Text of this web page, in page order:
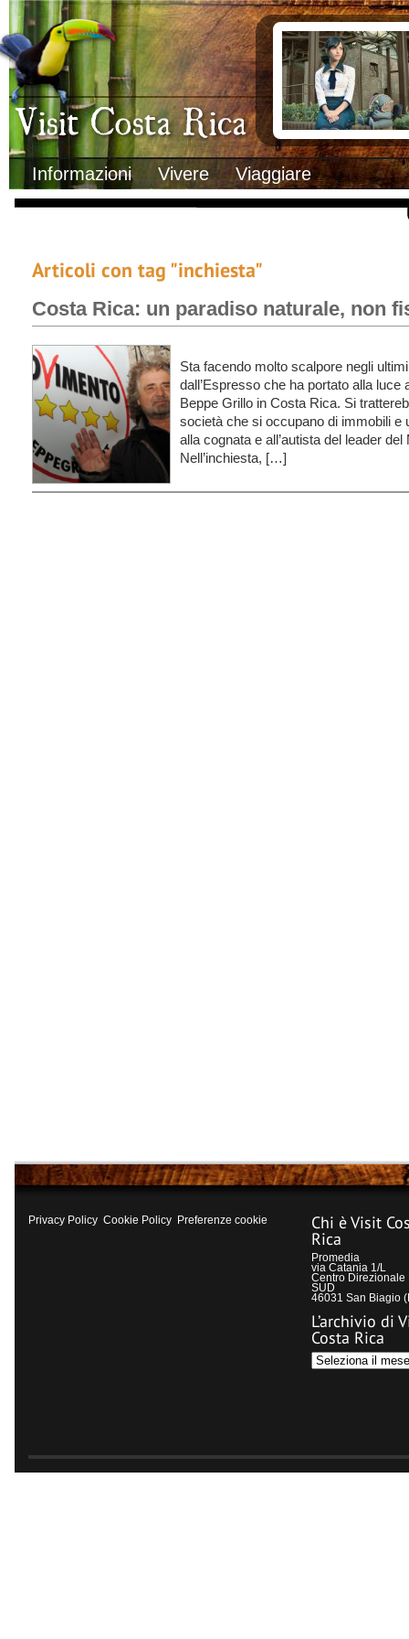
Visit Costa Rica
Informazioni Vivere Viaggiare
Clima
Geografia
Informazioni Geografiche
Letteratura e cultura
Gastronomia
Lo sapevi che
Musica
Natura
Storia
Trasporti Interni
Documenti
Italiani in Costa
L’ambasciata
Opportunità
Articoli con tag "inchiesta"
Costa Rica: un paradiso naturale, non
Sta facendo molto scalpore negli
dall’Espresso che ha portato alla luce
Beppe Grillo in Costa Rica. Si
società che si occupano di immobili e
alla cognata e all’autista del leader
Nell’inchiesta, […]
Privacy Policy Cookie Policy Preferenze cookie Chi è Visit
Rica
Promedia
via Catania 1/L
Centro Direzionale
SUD
46031 San Biagio
L’archivio di
Costa Rica
L’archivio
di